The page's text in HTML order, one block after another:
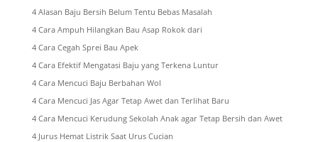
4 Alasan Baju Bersih Belum Tentu Bebas Masalah
4 Cara Ampuh Hilangkan Bau Asap Rokok dari
4 Cara Cegah Sprei Bau Apek
4 Cara Efektif Mengatasi Baju yang Terkena Luntur
4 Cara Mencuci Baju Berbahan Wol
4 Cara Mencuci Jas Agar Tetap Awet dan Terlihat Baru
4 Cara Mencuci Kerudung Sekolah Anak agar Tetap Bersih dan Awet
4 Jurus Hemat Listrik Saat Urus Cucian